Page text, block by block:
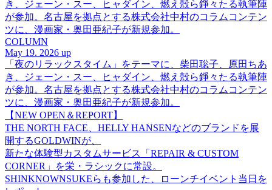
き、ジェーン・スー、ヒャダイン、燃え殻ら錚々たる執筆陣
が参加。名古屋を拠点とする株式会社中村のコラムコンテン
ツに、漫画家・奥田亜紀子が新規参加。
COLUMN
May 19. 2026 up
「夜のリラックスタイム」をテーマに、柴田聡子、原田ちあ
き、ジェーン・スー、ヒャダイン、燃え殻ら錚々たる執筆陣
が参加。名古屋を拠点とする株式会社中村のコラムコンテン
ツに、漫画家・奥田亜紀子が新規参加。
【NEW OPEN＆REPORT】
THE NORTH FACE、HELLY HANSENなどのブランドを展
開するGOLDWINが、
新たな体験型カスタムサービス「REPAIR & CUSTOM
CORNER」を栄・ラシックに常設。
SHINKNOWNSUKEらも参加した、ローンチイベント当日を